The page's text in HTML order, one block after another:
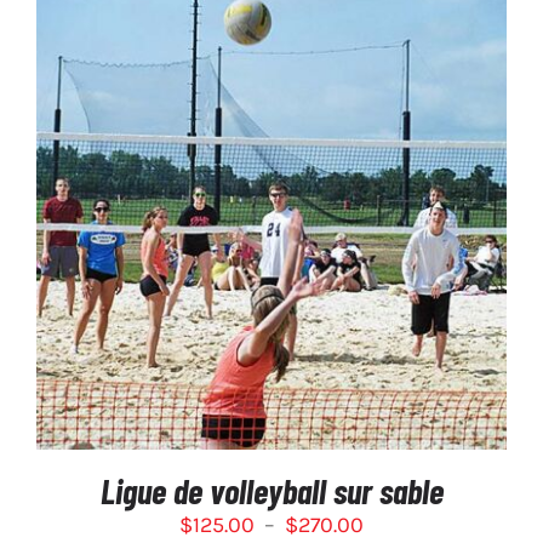
SÉLECTIONNEZ LES OPTIONS CE
PRODUIT
A
PLUSIEURS
VARIATIONS.
LES
OPTIONS
PEUVENT
ÊTRE
CHOISIES
LA
/
DÉTAILS
Ligue de volleyball sur sable
$125.00 – $270.00